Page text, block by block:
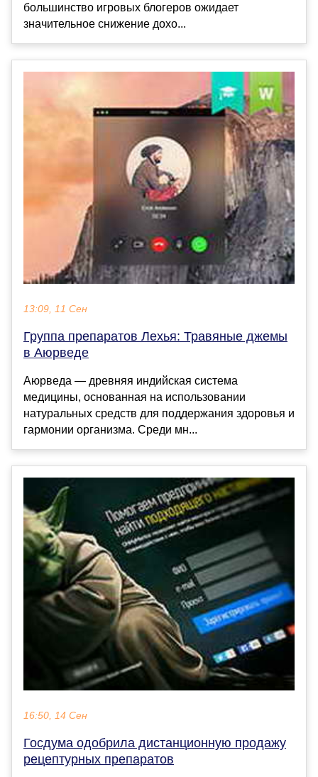
большинство игровых блогеров ожидает
значительное снижение дохо...
13:09, 11 Сен
Группа препаратов Лехья: Травяные джемы
в Аюрведе
Аюрведа — древняя индийская система
медицины, основанная на использовании
натуральных средств для поддержания здоровья и
гармонии организма. Среди мн...
16:50, 14 Сен
Госдума одобрила дистанционную продажу
рецептурных препаратов